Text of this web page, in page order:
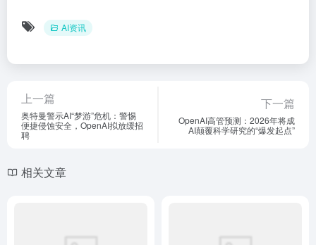
AI资讯
上一篇
奥特曼警示AI“梦游”危机：警惕
便捷侵蚀安全，OpenAI拟放缓招
聘
下一篇
OpenAI高管预测：2026年将成
AI颠覆科学研究的“爆发起点”
相关文章